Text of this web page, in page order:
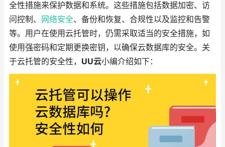
全性措施来保护数据和系统。这些措施包括数据加密、访
问控制、
网络安全、备份和恢复、合规性以及监控和告警
等。用户在使用云托管时，仍需采取适当的安全措施，如
使用强密码和定期更换密钥，以确保云数据库的安全。关
于云托管的安全性， UU云小编介绍如下：